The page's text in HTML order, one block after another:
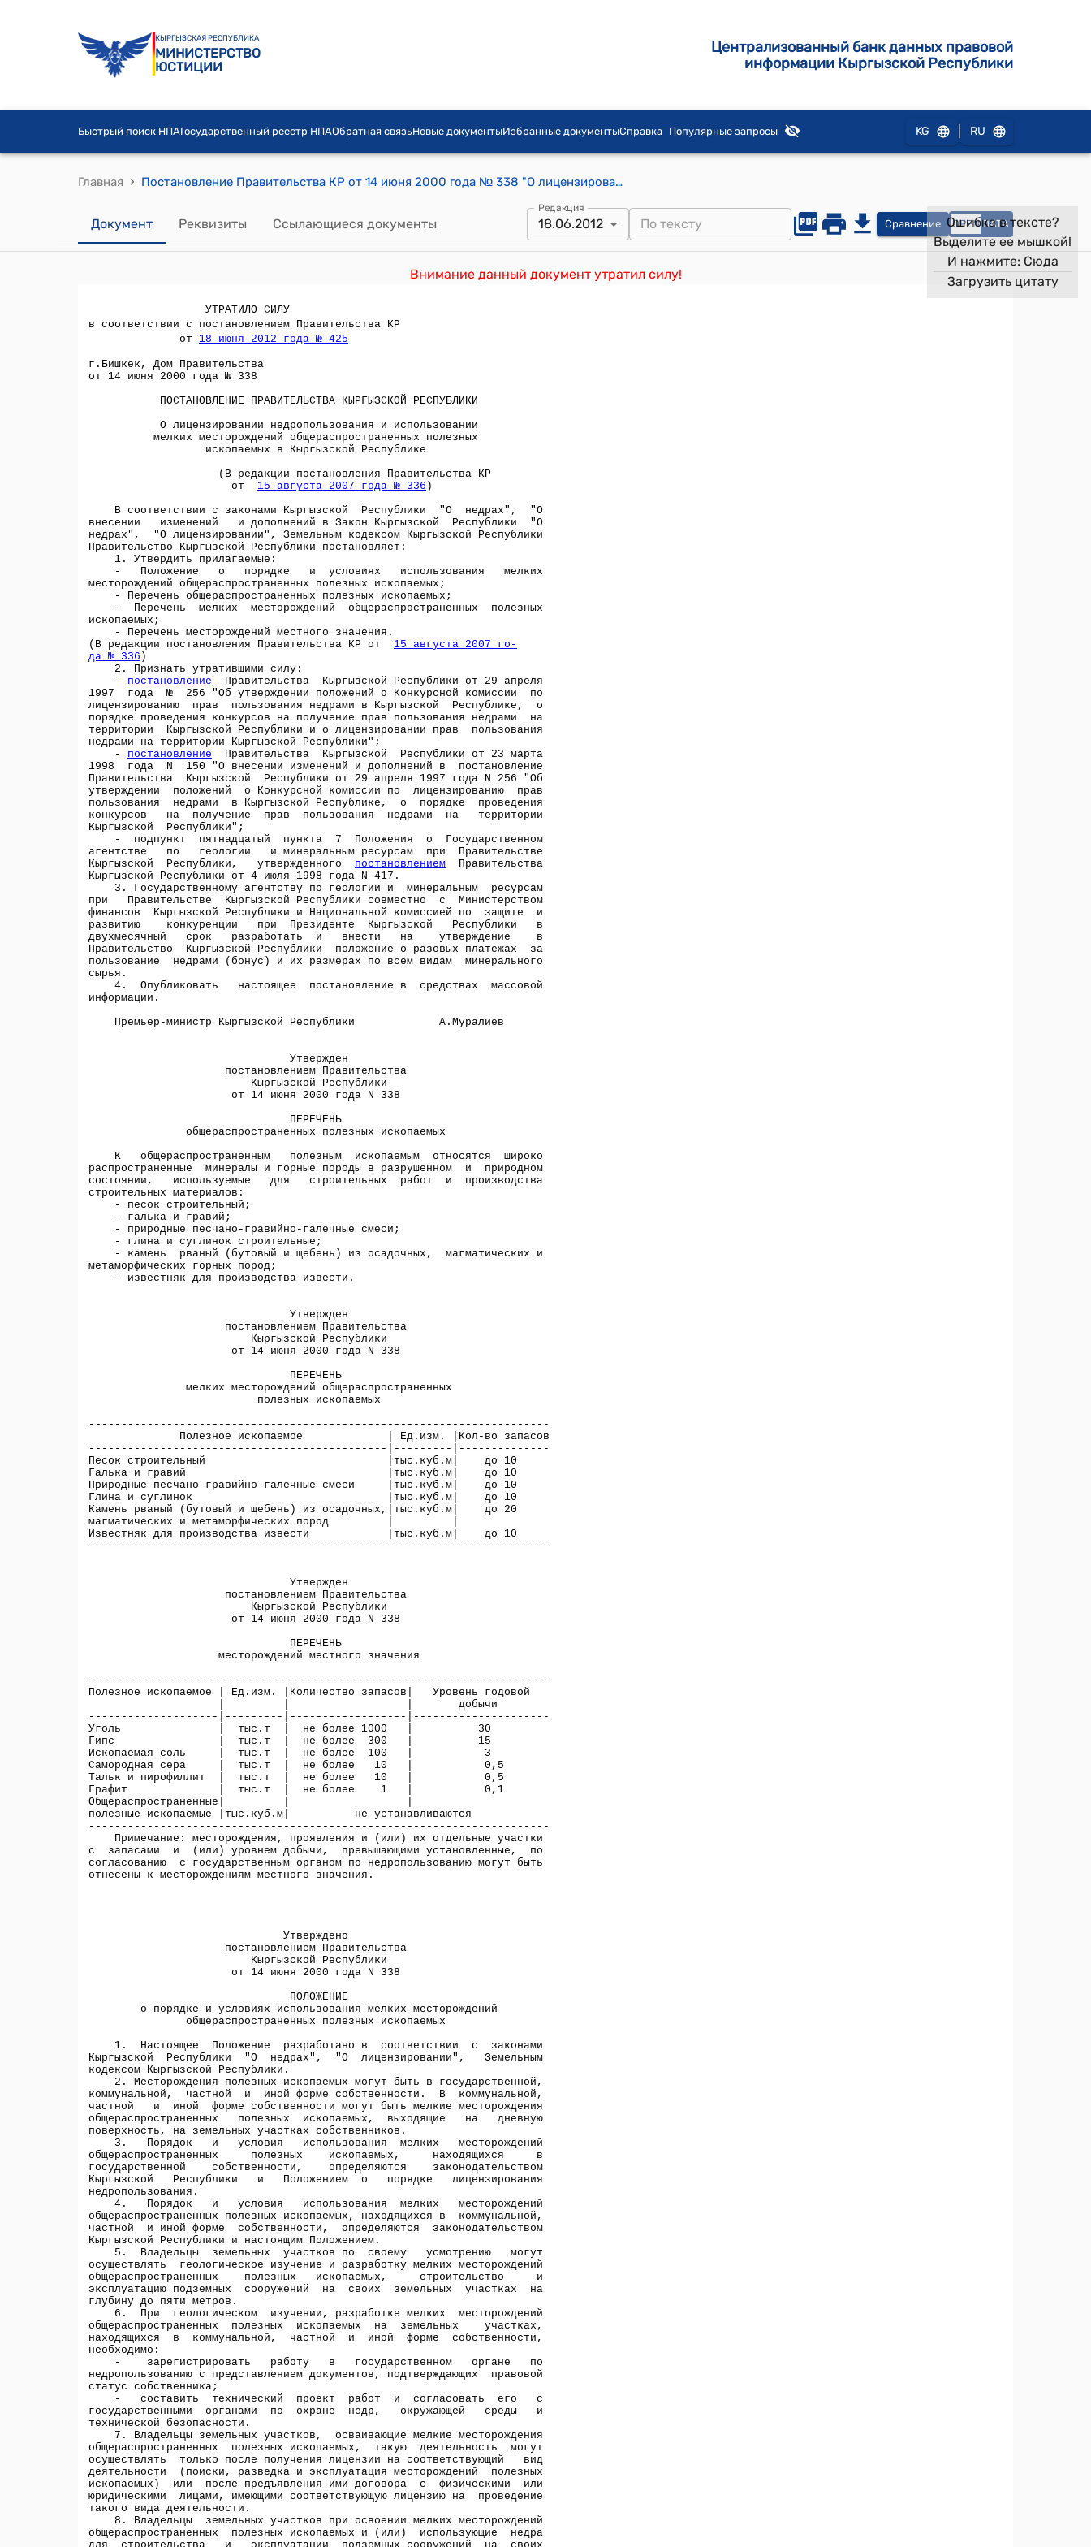
КЫРГЫЗСКАЯ РЕСПУБЛИКА
МИНИСТЕРСТВО
ЮСТИЦИИ
Централизованный банк данных правовой
информации Кыргызской Республики
Быстрый поиск НПАГосударственный реестр НПАОбратная связьНовые документыИзбранные документыСправка Популярные запросы KG RU
Главная › Постановление Правительства КР от 14 июня 2000 года № 338 "О лицензировании недропользования и использовании мелких месторождений общераспространенных полезных ископаемых в Кыргызской Республике"
Документ Реквизиты Ссылающиеся документы
Редакция
18.06.2012 Сравнение OPEN DATA
Внимание данный документ утратил силу!
Ошибка в тексте?
Выделите ее мышкой!
И нажмите: Сюда
Загрузить цитату